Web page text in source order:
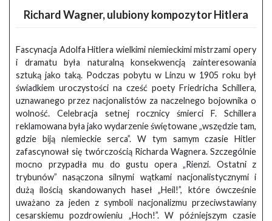
Richard Wagner, ulubiony kompozytor Hitlera
Fascynacja Adolfa Hitlera wielkimi niemieckimi mistrzami opery
i dramatu była naturalną konsekwencją zainteresowania
sztuką jako taką. Podczas pobytu w Linzu w 1905 roku był
świadkiem uroczystości na cześć poety Friedricha Schillera,
uznawanego przez nacjonalistów za naczelnego bojownika o
wolność. Celebracja setnej rocznicy śmierci F. Schillera
reklamowana była jako wydarzenie świętowane „wszędzie tam,
gdzie biją niemieckie serca”. W tym samym czasie Hitler
zafascynował się twórczością Richarda Wagnera. Szczególnie
mocno przypadła mu do gustu opera „Rienzi. Ostatni z
trybunów” nasączona silnymi wątkami nacjonalistycznymi i
dużą ilością skandowanych haseł „Heil!”, które ówcześnie
uważano za jeden z symboli nacjonalizmu przeciwstawiany
cesarskiemu pozdrowieniu „Hoch!”. W późniejszym czasie